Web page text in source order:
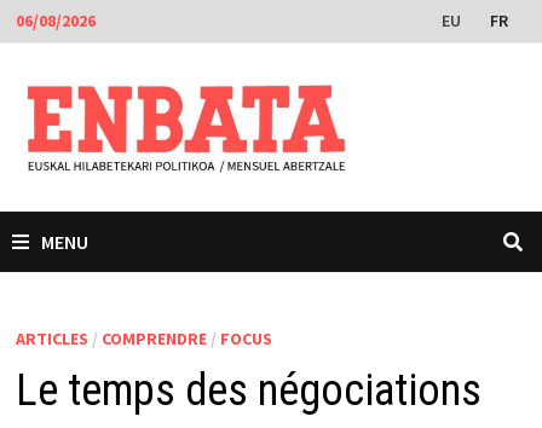
Passer
au
contenu
06/08/2026 EU FR
MENU
ARTICLES / COMPRENDRE/ FOCUS
Le temps des négociations